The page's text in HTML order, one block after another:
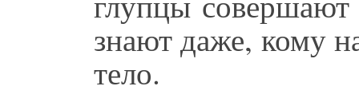
знают даже, кому
тело.